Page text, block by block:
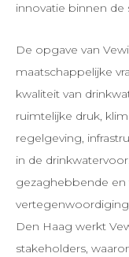
innovatie binnen de
De opgave van
maatschappelijke
kwaliteit van
ruimtelijke druk,
regelgeving,
in de
gezaghebbende
Den Haag werkt
stakeholders,